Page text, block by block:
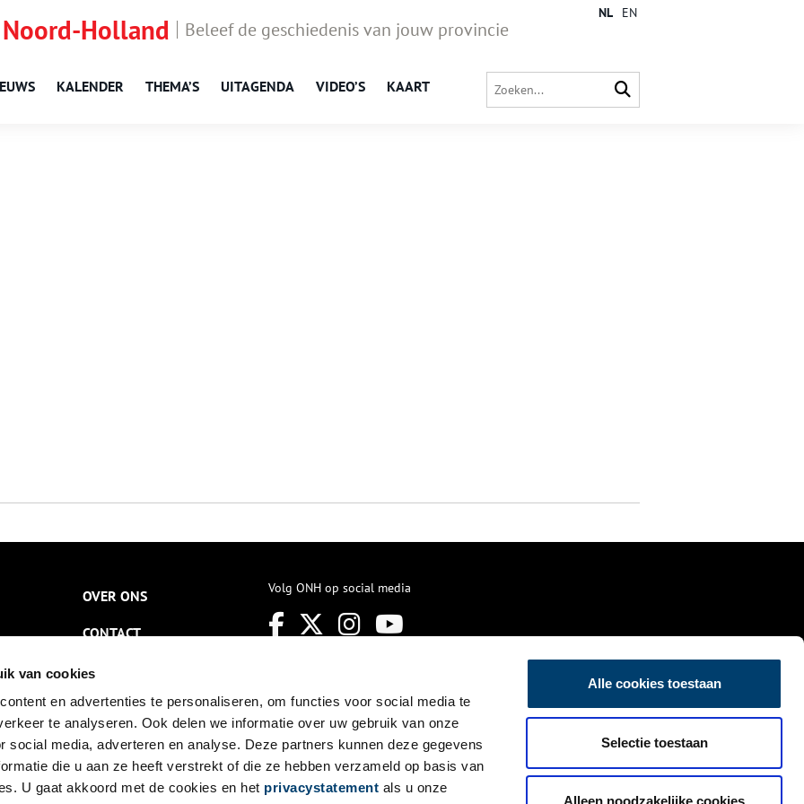
van cookies
en advertenties te personaliseren, om functies voor social media te
te analyseren. Ook delen we informatie over uw gebruik van onze
social media, adverteren en analyse. Deze partners kunnen deze gegevens
die u aan ze heeft verstrekt of die ze hebben verzameld op basis van
U gaat akkoord met de cookies en het privacystatement als u onze
Alle cookies toestaan
Selectie toestaan
Alleen noodzakelijke cookies
Holland Beleef de geschiedenis van jouw provincie
KALENDER THEMA’S UITAGENDA VIDEO’S KAART
NL EN
OVER ONS
CONTACT
NIEUWSBRIEF
DISCLAIMER
PRIVACY
TOEGANKELIJKHEID
Volg ONH op social media